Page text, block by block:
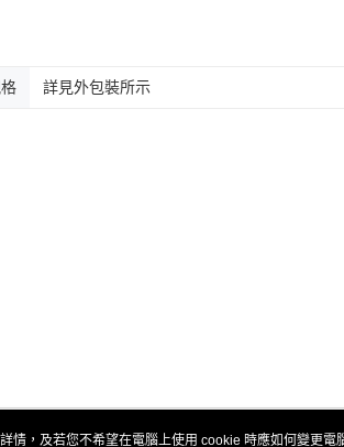
詳見外包裝所示
情，及若您不希望在電腦上使用 cookie 時應如何變更電